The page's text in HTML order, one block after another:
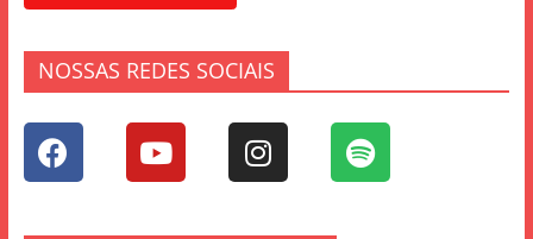
NOSSAS REDES SOCIAIS